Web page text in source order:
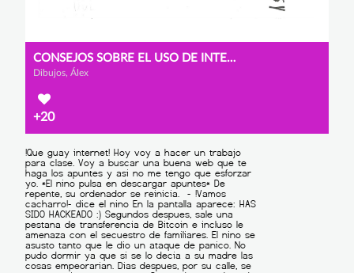
CONSEJOS SOBRE EL USO DE INTERNET
Dibujos, Álex
+20